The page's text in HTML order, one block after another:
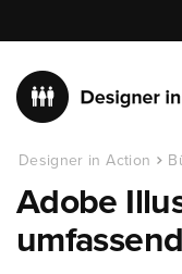
Designer in Action
Adobe